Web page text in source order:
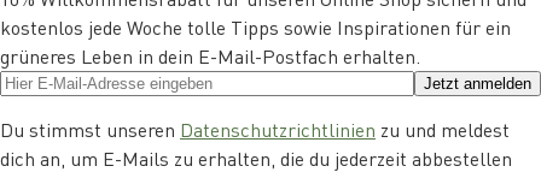
kostenlos jede Woche tolle Tipps sowie Inspirationen für ein
grüneres Leben in dein E-Mail-Postfach erhalten.
Jetzt anmelden
Du stimmst unseren Datenschutzrichtlinien zu und meldest
dich an, um E-Mails zu erhalten, die du jederzeit abbestellen